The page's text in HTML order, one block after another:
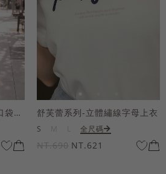
舒芙蕾系列-小隻女愛心口袋寬褲 舒芙蕾系列-立體繡線字母上衣
S 全尺碼
NT.690 NT.621